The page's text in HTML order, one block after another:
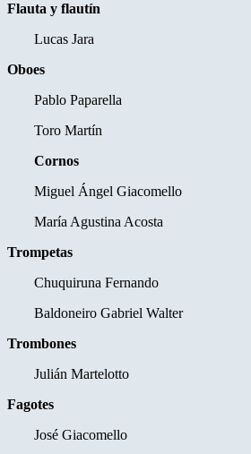
Flauta y flautín
Lucas Jara
Oboes
Pablo Paparella
Toro Martín
Cornos
Miguel Ángel Giacomello
María Agustina Acosta
Trompetas
Chuquiruna Fernando
Baldoneiro Gabriel Walter
Trombones
Julián Martelotto
Fagotes
José Giacomello